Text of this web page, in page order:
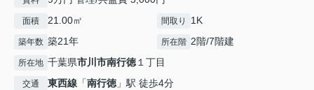
面積 21.00㎡ 間取り 1K
築年数 築21年 所在階 2階/7階建
所在地 千葉県市川市南行徳１丁目
交通 東西線 「南行徳」駅 徒歩4分